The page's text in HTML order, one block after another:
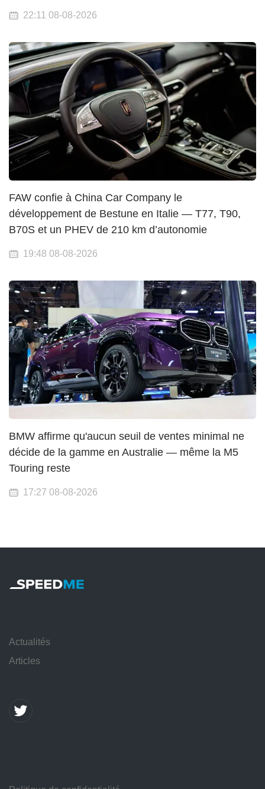
22:11 08-08-2026
FAW confie à China Car Company le
développement de Bestune en Italie — T77, T90,
B70S et un PHEV de 210 km d’autonomie
19:48 08-08-2026
BMW affirme qu'aucun seuil de ventes minimal ne
décide de la gamme en Australie — même la M5
Touring reste
17:27 08-08-2026
Actualités
Articles